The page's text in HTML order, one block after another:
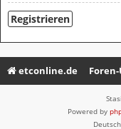
Registrieren
etconline.de
Powered by